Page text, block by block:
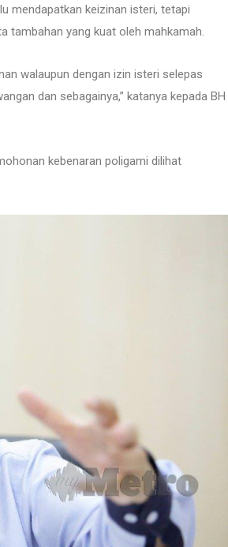
mendapatkan keizinan isteri, tetapi
tambahan yang kuat oleh mahkamah.
walaupun dengan izin isteri selepas
dan sebagainya,” katanya kepada BH
kebenaran poligami dilihat